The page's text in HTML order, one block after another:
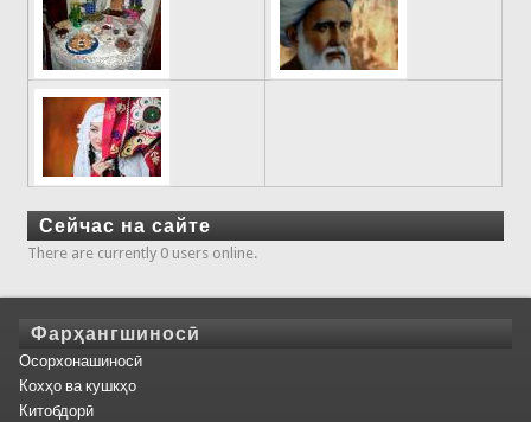
Сейчас на сайте
There are currently 0 users online.
Фарҳангшиносӣ
Осорхонашиносӣ
Кохҳо ва кушкҳо
Китобдорӣ